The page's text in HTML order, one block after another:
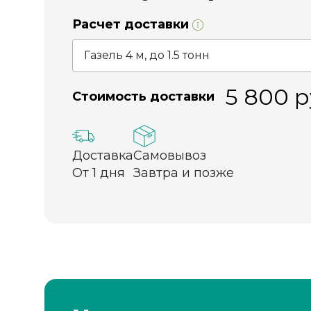
Расчет доставки
Стоимость доставки 5 800
Доставка
От 1 дня
Самовывоз
Завтра и позже